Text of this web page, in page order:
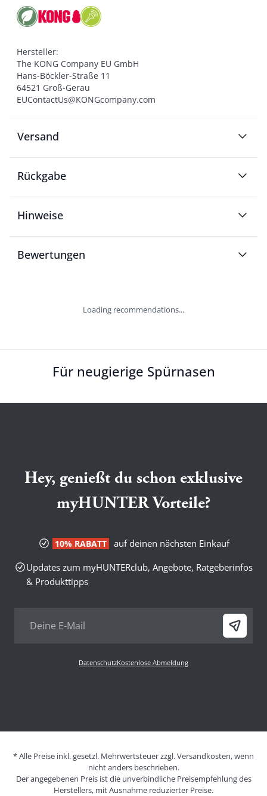
Hersteller:
The KONG Company EU GmbH
Hans-Böckler-Straße 11
64521 Groß-Gerau
EUContactUs@KONGcompany.com
Versand
Rückgabe
Hinweise
Bewertungen
Loading recommendations...
Für neugierige Spürnasen
Hey, genießt du schon exklusive
myHUNTER Vorteile?
10% RABATT
auf deinen nächsten Einkauf
Updates zum myHUNTERclub, Angebote, Ratgeberinfos
& Produkttipps
DatenschutzKostenlose Abmeldung
* Alle Preise inkl. gesetzl. Mehrwertsteuer zzgl. Versandkosten, wenn
nicht anders beschrieben.
Der angegebenen Preis ist die unverbindliche Preisempfehlung des
Herstellers, mit Ausnahme reduzierter Preise.